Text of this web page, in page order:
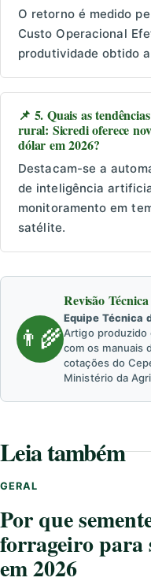
O retorno é medido
Custo Operacional
produtividade obtido
📌 5. Quais as
rural: Sicredi oferece
dólar em 2026?
Destacam-se a
de inteligência
monitoramento em
satélite.
👨‍🌾
Revisão
Equipe Técnica
Artigo produzido
com os manuais
cotações do
Ministério da
Leia também
GERAL
Por que
forrageiro para
em 2026